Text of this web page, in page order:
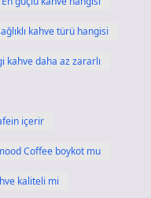
kahve türü hangisi
kahve daha az zararlı
içerir
Coffee boykot mu
kaliteli mi